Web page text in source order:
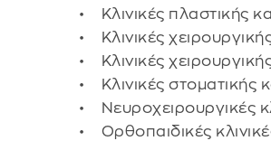
• Kλινικές πλαστικής
• Κλινικές
• Κλινικές
• Κλινικές στοματικής
• Νευροχειρουργικές
• Ορθοπαιδικές